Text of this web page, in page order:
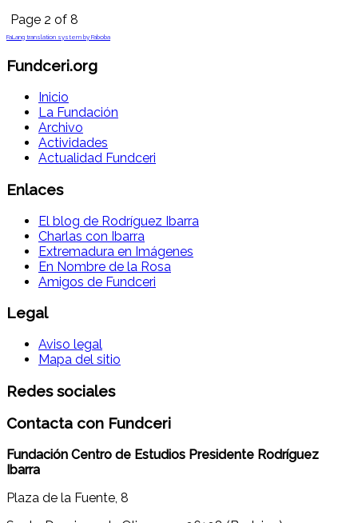
Page 2 of 8
FaLang translation system by Faboba
Fundceri.org
Inicio
La Fundación
Archivo
Actividades
Actualidad Fundceri
Enlaces
El blog de Rodríguez Ibarra
Charlas con Ibarra
Extremadura en Imágenes
En Nombre de la Rosa
Amigos de Fundceri
Legal
Aviso legal
Mapa del sitio
Redes sociales
Contacta con Fundceri
Fundación Centro de Estudios Presidente Rodríguez
Ibarra
Plaza de la Fuente, 8